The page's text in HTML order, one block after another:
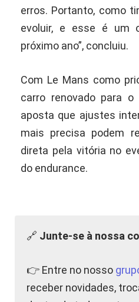
erros. Portanto, como
evoluir, e esse é um
próximo ano”, concluiu.
Com Le Mans como
carro renovado para
aposta que ajustes
mais precisa podem
direta pela vitória no
do endurance.
🔗 Junte-se à nossa
👉 Entre no nosso
receber novidades,